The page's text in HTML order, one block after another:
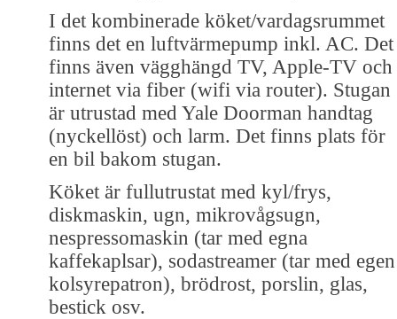
I det kombinerade köket/vardagsrummet
finns det en luftvärmepump inkl. AC. Det
finns även vägghängd TV, Apple-TV och
internet via fiber (wifi via router). Stugan
är utrustad med Yale Doorman handtag
(nyckellöst) och larm. Det finns plats för
en bil bakom stugan.
Köket är fullutrustat med kyl/frys,
diskmaskin, ugn, mikrovågsugn,
nespressomaskin (tar med egna
kaffekaplsar), sodastreamer (tar med egen
kolsyrepatron), brödrost, porslin, glas,
bestick osv.